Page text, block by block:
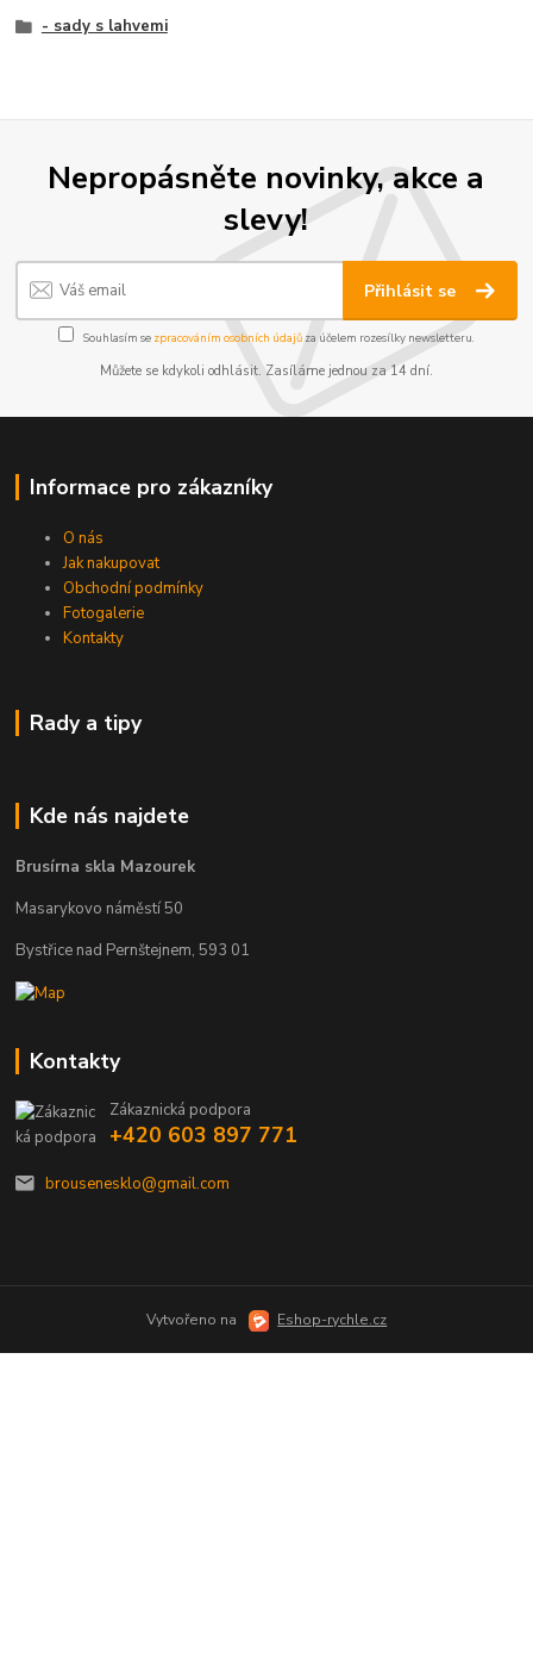
- sady s lahvemi
Nepropásněte novinky, akce a
slevy!
Přihlásit se
Souhlasím se zpracováním osobních údajů za účelem rozesílky newsletteru.
Můžete se kdykoli odhlásit. Zasíláme jednou za 14 dní.
Informace pro zákazníky
O nás
Jak nakupovat
Obchodní podmínky
Fotogalerie
Kontakty
Rady a tipy
Kde nás najdete
Brusírna skla Mazourek
Masarykovo náměstí 50
Bystřice nad Pernštejnem, 593 01
Kontakty
Zákaznická podpora
+420 603 897 771
brousenesklo@gmail.com
Vytvořeno na Eshop-rychle.cz